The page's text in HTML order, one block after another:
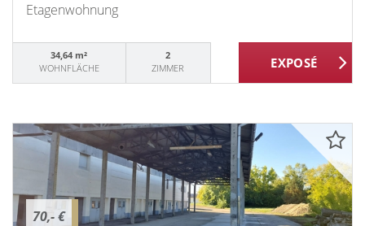
Etagenwohnung
34,64 m²
WOHNFLÄCHE
2
ZIMMER
70,- €